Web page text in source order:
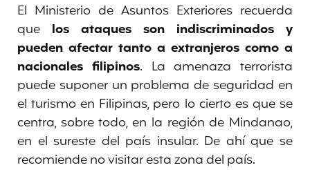
El Ministerio de Asuntos Exteriores recuerda
que los ataques son indiscriminados y
pueden afectar tanto a extranjeros como a
nacionales filipinos. La amenaza terrorista
puede suponer un problema de seguridad en
el turismo en Filipinas, pero lo cierto es que se
centra, sobre todo, en la región de Mindanao,
en el sureste del país insular. De ahí que se
recomiende no visitar esta zona del país.